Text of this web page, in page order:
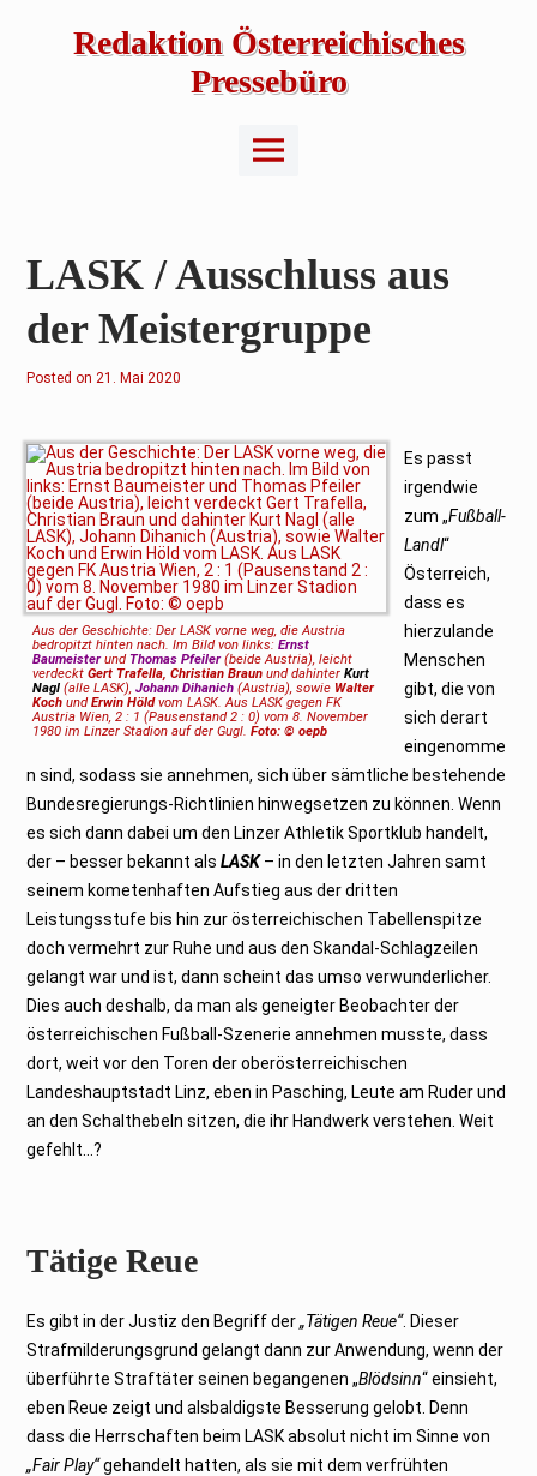
Redaktion Österreichisches
Pressebüro
Main
Menu
LASK / Ausschluss aus
der Meistergruppe
Posted on2
a
i
2
0
2
0
21. Mai 2020
Aus der Geschichte: Der LASK vorne weg, die Austria
bedropitzt hinten nach. Im Bild von links: Ernst
Baumeister und Thomas Pfeiler(beide Austria), leicht
verdecktGert Trafella, Christian Braun und dahinterKurt
Nagl (alle LASK), Johann Dihanich (Austria), sowie Walter
Koch undErwin Höldvom LASK. Aus LASK gegen FK
Austria Wien, 2 : 1 (Pausenstand 2 : 0) vom 8. November
1980 im Linzer Stadion auf der Gugl.Foto: © oepb
Es passt
irgendwie
zum „Fußball-
Landl“
Österreich,
dass es
hierzulande
Menschen
gibt, die von
sich derart
eingenomme
n sind, sodass sie annehmen, sich über sämtliche bestehende
Bundesregierungs-Richtlinien hinwegsetzen zu können. Wenn
es sich dann dabei um den Linzer Athletik Sportklub handelt,
der – besser bekannt alsLASK – in den letzten Jahren samt
seinem kometenhaften Aufstieg aus der dritten
Leistungsstufe bis hin zur österreichischen Tabellenspitze
doch vermehrt zur Ruhe und aus den Skandal-Schlagzeilen
gelangt war und ist, dann scheint das umso verwunderlicher.
Dies auch deshalb, da man als geneigter Beobachter der
österreichischen Fußball-Szenerie annehmen musste, dass
dort, weit vor den Toren der oberösterreichischen
Landeshauptstadt Linz, eben in Pasching, Leute am Ruder und
an den Schalthebeln sitzen, die ihr Handwerk verstehen. Weit
gefehlt…?
Tätige Reue
Es gibt in der Justiz den Begriff der„Tätigen Reue“. Dieser
Strafmilderungsgrund gelangt dann zur Anwendung, wenn der
überführte Straftäter seinen begangenen „Blödsinn“ einsieht,
eben Reue zeigt und alsbaldigste Besserung gelobt. Denn
dass die Herrschaften beim LASK absolut nicht im Sinne von
„Fair Play“gehandelt hatten, als sie mit dem verfrühten